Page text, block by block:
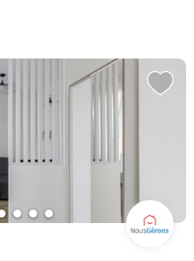
de tout le confort